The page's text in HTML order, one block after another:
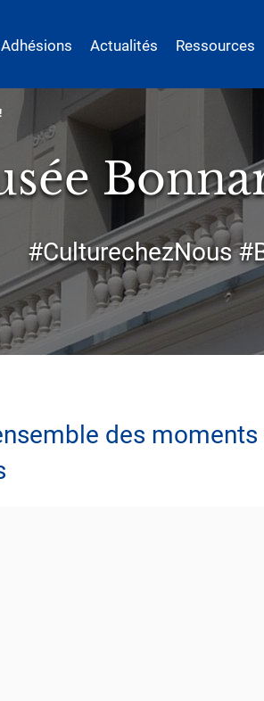
Adhésions Actualités Ressources
#CulturechezNous
des